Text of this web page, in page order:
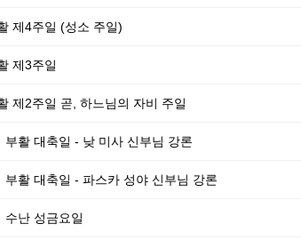
제4주일 (성소 주일)
제3주일
제2주일 곧, 하느님의 자비 주일
활 대축일 - 낮 미사 신부님 강론
활 대축일 - 파스카 성야 신부님 강론
난 성금요일